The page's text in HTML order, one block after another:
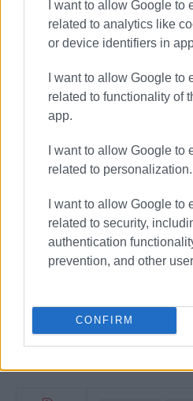
I want to allow Google to
related to analytics like
or device identifiers in
I want to allow Google to
related to functionality of
app.
I want to allow Google to
related to personalization.
I want to allow Google to
related to security,
authentication
prevention, and other
CONFIRM